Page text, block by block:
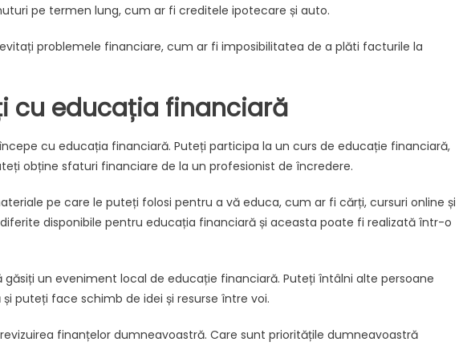
pe termen lung, cum ar fi creditele ipotecare și auto.
problemele financiare, cum ar fi imposibilitatea de a plăti facturile la
cu educația financiară
cu educația financiară. Puteți participa la un curs de educație financiară,
obține sfaturi financiare de la un profesionist de încredere.
pe care le puteți folosi pentru a vă educa, cum ar fi cărți, cursuri online și
disponibile pentru educația financiară și aceasta poate fi realizată într-o
un eveniment local de educație financiară. Puteți întâlni alte persoane
puteți face schimb de idei și resurse între voi.
finanțelor dumneavoastră. Care sunt prioritățile dumneavoastră